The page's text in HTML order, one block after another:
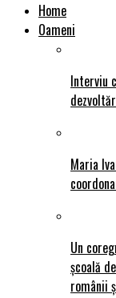
Home
Oameni
Interviu
Maria
Un
școală
românii